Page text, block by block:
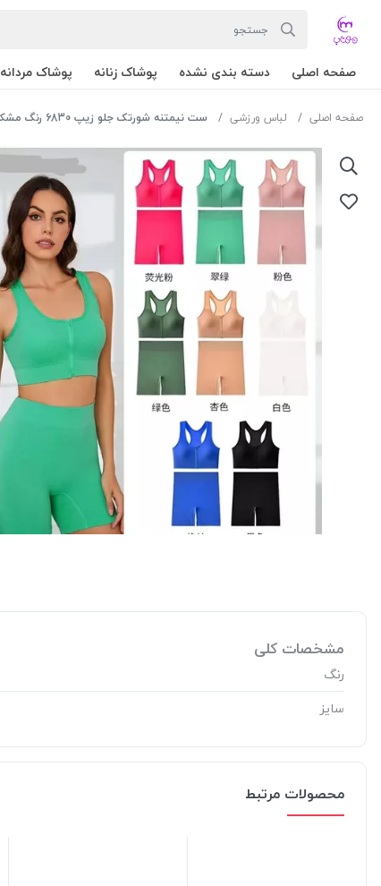
صفحه اصلی دسته بندی نشده پوشاک زنانه پوشاک مردانه
صفحه اصلی لباس ورزشی ست نیمتنه شورتک جلو زیپ 6830 رنگ مشکی
مشخصات کلی
رنگ
سایز
محصولات مرتبط